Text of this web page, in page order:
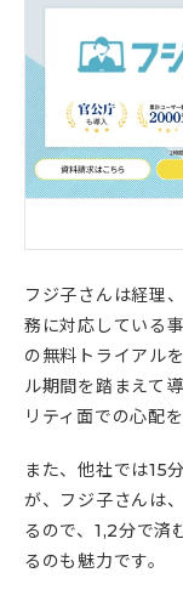
フジ子さんは経理
務に対応している
の無料トライアル
ル期間を踏まえて
リティ面での心配
また、他社では15
が、フジ子さんは
るので、1,2分で済
るのも魅力です。